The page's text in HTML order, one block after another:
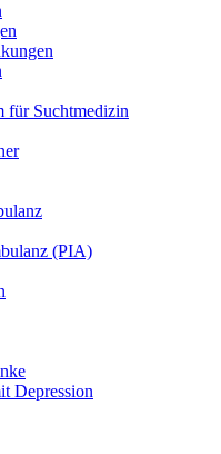
für Suchtmedizin
(PIA)
Depression